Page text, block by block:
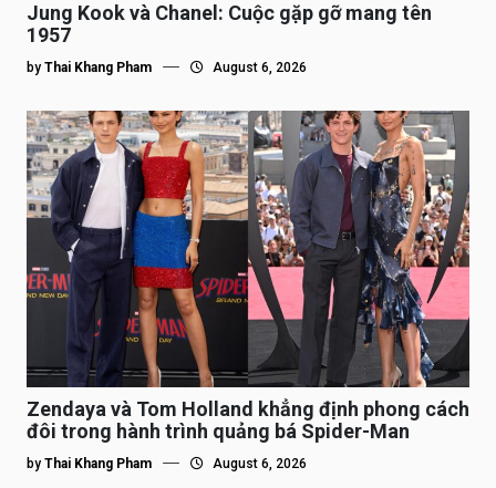
Jung Kook và Chanel: Cuộc gặp gỡ mang tên
1957
by Thai Khang Pham August 6, 2026
Zendaya và Tom Holland khẳng định phong cách
đôi trong hành trình quảng bá Spider-Man
by Thai Khang Pham August 6, 2026